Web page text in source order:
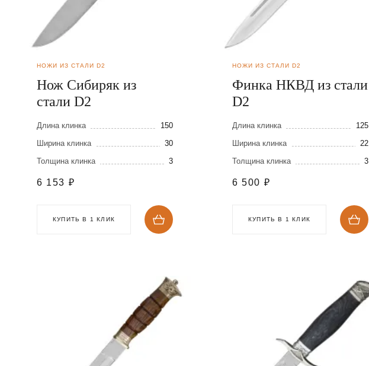
НОЖИ ИЗ СТАЛИ D2
Нож Сибиряк из
стали D2
Длина клинка
150
Ширина клинка
30
Толщина клинка
3
6 153 ₽
КУПИТЬ В 1 КЛИК
НОЖИ ИЗ СТАЛИ D2
Финка НКВД из стали
D2
Длина клинка
125
Ширина клинка
22
Толщина клинка
3
6 500 ₽
КУПИТЬ В 1 КЛИК